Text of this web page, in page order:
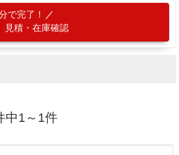
で完了！
見積・在庫確認
中1～1件